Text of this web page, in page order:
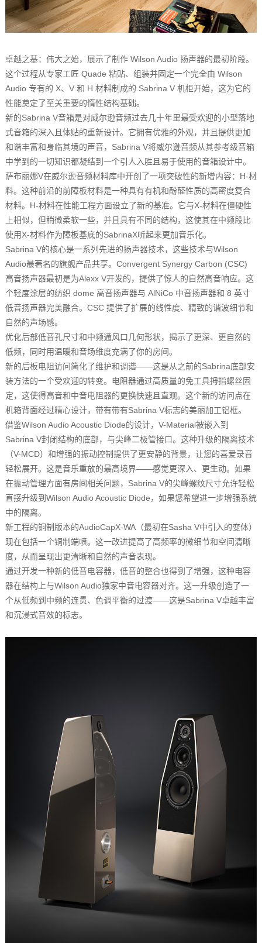
卓越之基：伟大之始，展示了制作 Wilson Audio 扬声器的最初阶段。
这个过程从专家工匠 Quade 粘贴、组装并固定一个完全由 Wilson
Audio 专有的 X、V 和 H 材料制成的 Sabrina V 机柜开始，这为它的
性能奠定了至关重要的惰性结构基础。
新的Sabrina V音箱是对威尔逊音频过去几十年里最受欢迎的小型落地
式音箱的深入且体贴的重新设计。它拥有优雅的外观，并且提供更加
和谐丰富和身临其境的声音，Sabrina V将威尔逊音频从其参考级音箱
中学到的一切知识都凝结到一个引人入胜且易于使用的音箱设计中。
萨布丽娜V在威尔逊音频材料库中开创了一项突破性的新增内容：H-材
料。这种前沿的前障板材料是一种具有有机和酚醛性质的高密度复合
材料。H-材料在性能工程方面设立了新的基准。它与X-材料在僵硬性
上相似，但稍微柔软一些，并且具有不同的结构，这使其在中频段比
使用X-材料作为障板基底的SabrinaX听起来更加音乐化。
Sabrina V的核心是一系列先进的扬声器技术，这些技术与Wilson
Audio最著名的旗舰产品共享。Convergent Synergy Carbon (CSC)
高音扬声器最初是为Alexx V开发的，提供了惊人的自然高音响应。这
个轻度涂层的纺织 dome 高音扬声器与 AlNiCo 中音扬声器和 8 英寸
低音扬声器完美融合。CSC 提供了扩展的线性度、精致的谐波细节和
自然的声场感。
优化后部低音孔尺寸和中频通风口几何形状，揭示了更深、更自然的
低频，同时用温暖和音场维度充满了你的房间。
新的后板电阻访问简化了维护和调谐——这是从之前的Sabrina底部安
装方法的一个受欢迎的转变。电阻器通过高质量的免工具拇指螺丝固
定，这使得高音和中音电阻器的更换快速且直观。这个新的访问点在
机箱背面经过精心设计，带有带有Sabrina V标志的美丽加工铝框。
借鉴Wilson Audio Acoustic Diode的设计，V-Material被嵌入到
Sabrina V封闭结构的底部，与尖峰二极管接口。这种升级的隔离技术
（V-MCD）和增强的振动控制提供了更安静的背景，让您的喜爱录音
轻松展开。这是音乐重放的最高境界——感觉更深入、更生动。如果
在振动管理方面有房间相关问题，Sabrina V的尖峰螺纹尺寸允许轻松
直接升级到Wilson Audio Acoustic Diode，如果您希望进一步增强系统
中的隔离。
新工程的铜制版本的AudioCapX-WA（最初在Sasha V中引入的变体）
现在包括一个铜制端喷。这一改进提高了高频率的微细节和空间清晰
度，从而呈现出更清晰和自然的声音表现。
通过开发一种新的低音电容器，低音的整合也得到了增强，这种电容
器在结构上与Wilson Audio独家中音电容器对齐。这一升级创造了一
个从低频到中频的连贯、色调平衡的过渡——这是Sabrina V卓越丰富
和沉浸式音效的标志。